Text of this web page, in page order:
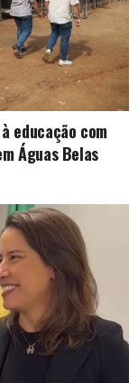
educação com
Águas Belas